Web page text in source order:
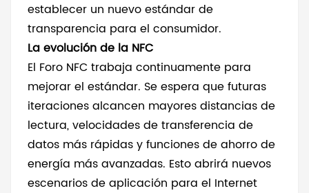
establecer un nuevo estándar de
transparencia para el consumidor.
La evolución de la NFC
El Foro NFC trabaja continuamente para
mejorar el estándar. Se espera que futuras
iteraciones alcancen mayores distancias de
lectura, velocidades de transferencia de
datos más rápidas y funciones de ahorro de
energía más avanzadas. Esto abrirá nuevos
escenarios de aplicación para el Internet